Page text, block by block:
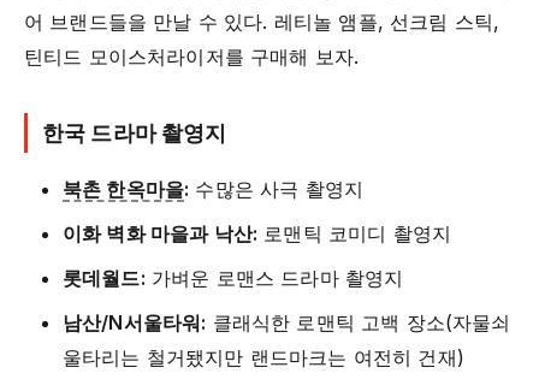
어 브랜드들을 만날 수 있다. 레티놀 앰플, 선크림 스틱,
틴티드 모이스처라이저를 구매해 보자.
한국 드라마 촬영지
북촌 한옥마을: 수많은 사극 촬영지
이화 벽화 마을과 낙산: 로맨틱 코미디 촬영지
롯데월드: 가벼운 로맨스 드라마 촬영지
남산/N서울타워: 클래식한 로맨틱 고백 장소(자물쇠
울타리는 철거됐지만 랜드마크는 여전히 건재)